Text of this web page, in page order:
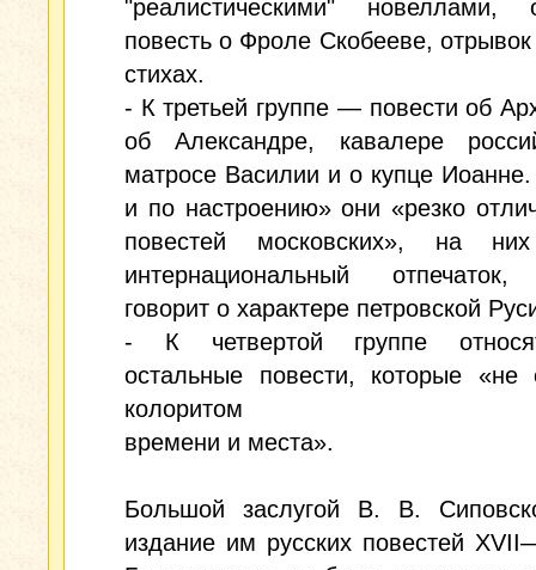
"реалистическими" новеллами,
повесть о Фроле Скобееве,
стихах.
- К третьей группе — повести об
об Александре, кавалере
матросе Василии и о купце
и по настроению» они «резко
повестей московских», на
интернациональный
говорит о характере петровской
- К четвертой группе
остальные повести, которые «не
колоритом
времени и места».
Большой заслугой В. В.
издание им русских повестей